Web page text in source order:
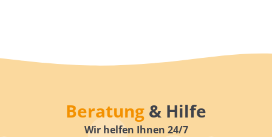
Beratung & Hilfe
Wir helfen Ihnen 24/7